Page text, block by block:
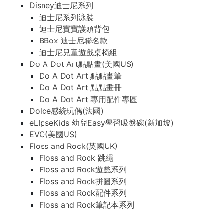
Disney迪士尼系列
迪士尼系列泳裝
迪士尼寶寶護頭背包
BBox 迪士尼聯名款
迪士尼兒童遊戲桌椅組
Do A Dot Art點點畫(美國US)
Do A Dot Art 點點畫筆
Do A Dot Art 點點畫冊
Do A Dot Art 專用配件專區
Dolce感統玩偶(法國)
eLIpseKids 幼兒Easy學習吸盤碗(新加坡)
EVO(美國US)
Floss and Rock(英國UK)
Floss and Rock 跳繩
Floss and Rock遊戲系列
Floss and Rock拼圖系列
Floss and Rock配件系列
Floss and Rock筆記本系列